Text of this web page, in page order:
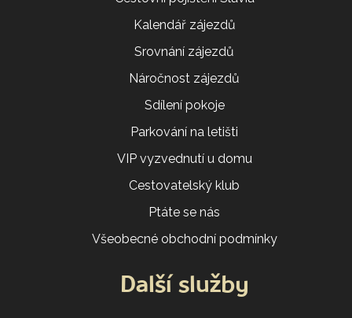
Kalendář zájezdů
Srovnání zájezdů
Náročnost zájezdů
Sdílení pokoje
Parkování na letišti
VIP vyzvednutí u domu
Cestovatelský klub
Ptáte se nás
Všeobecné obchodní podmínky
Další služby